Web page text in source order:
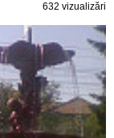
632 vizualizări